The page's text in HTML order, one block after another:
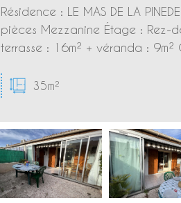
Résidence : LE MAS DE LA
pièces Mezzanine Étage : Rez-
terrasse : 16m² + véranda : 9m²
35m²